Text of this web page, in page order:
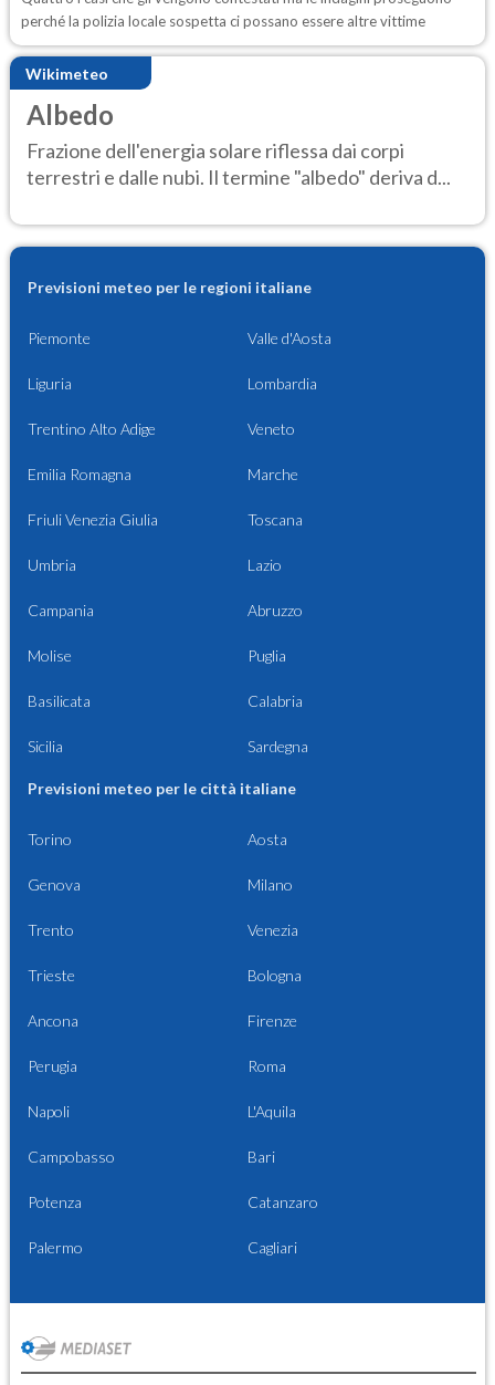
perché la polizia locale sospetta ci possano essere altre vittime
Wikimeteo
Albedo
Frazione dell'energia solare riflessa dai corpi
terrestri e dalle nubi. Il termine "albedo" deriva d...
Previsioni meteo per le regioni italiane
Piemonte Valle d'Aosta
Liguria Lombardia
Trentino Alto Adige Veneto
Emilia Romagna Marche
Friuli Venezia Giulia Toscana
Umbria Lazio
Campania Abruzzo
Molise Puglia
Basilicata Calabria
Sicilia Sardegna
Previsioni meteo per le città italiane
Torino Aosta
Genova Milano
Trento Venezia
Trieste Bologna
Ancona Firenze
Perugia Roma
Napoli L'Aquila
Campobasso Bari
Potenza Catanzaro
Palermo Cagliari